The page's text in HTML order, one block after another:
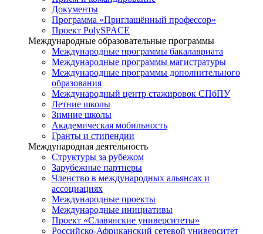
Документы
Программа «Приглашённый профессор»
Проект PolySPACE
Международные образовательные программы
Международные программы бакалавриата
Международные программы магистратуры
Международные программы дополнительного
образования
Международный центр стажировок СПбПУ
Летние школы
Зимние школы
Академическая мобильность
Гранты и стипендии
Международная деятельность
Структуры за рубежом
Зарубежные партнеры
Членство в международных альянсах и
ассоциациях
Международные проекты
Международные инициативы
Проект «Славянские университеты»
Российско-Африканский сетевой университет